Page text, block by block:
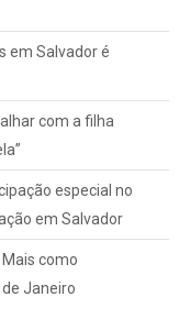
em Salvador é
com a filha
especial no
em Salvador
Mais como
Janeiro